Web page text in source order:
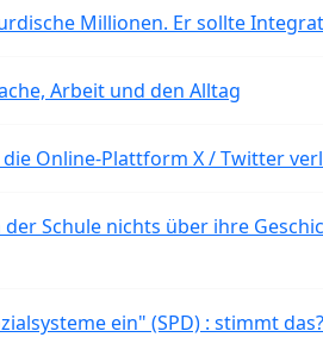
Millionen. Er sollte
Arbeit und den Alltag
Online-Plattform X / Twitter
Schule nichts über ihre
ein" (SPD) : stimmt das?